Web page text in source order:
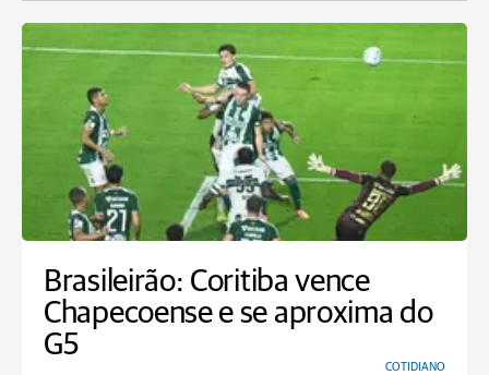
Brasileirão: Coritiba vence
Chapecoense e se aproxima do
G5
COTIDIANO